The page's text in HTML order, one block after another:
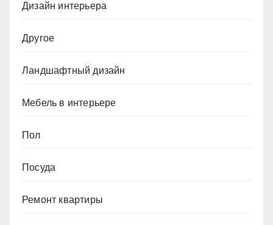
Дизайн интерьера
Другое
Ландшафтный дизайн
Мебель в интерьере
Пол
Посуда
Ремонт квартиры